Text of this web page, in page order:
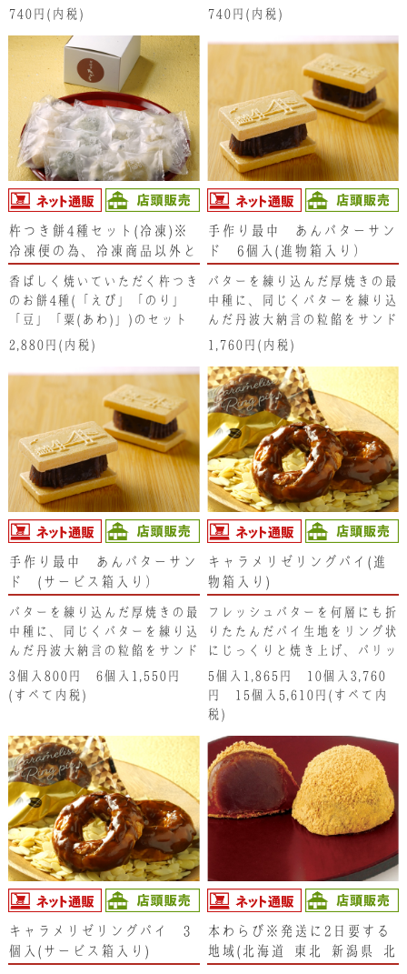
産のオリーブオイル、讃岐の藻
こわにしています。
740円(内税)
ご釘煮、梅干し、青しそを入れ
仕上げています。
740円(内税)
杵つき餅4種セット(冷凍)※
冷凍便の為、冷凍商品以外と
香ばしく焼いていただく杵つき
のお餅4種(「えび」「のり」
「豆」「粟(あわ)」)のセット
です。
2,880円(内税)
手作り最中 あんバターサン
ド 6個入(進物箱入り）
バターを練り込んだ厚焼きの最
中種に、同じくバターを練り込
んだ丹波大納言の粒餡をサンド
していただく至福の手作り最中
とした食感と口に広がるバター
の香りは、もはや最中の概念が
変わる味わいです。
1,760円(内税)
手作り最中 あんバターサン
ド (サービス箱入り）
バターを練り込んだ厚焼きの最
中種に、同じくバターを練り込
んだ丹波大納言の粒餡をサンド
していただく至福の手作り最中
です。厚焼き最中種のサクサク
変わる味わいです。
3個入800円 6個入1,550円
(すべて内税)
キャラメリゼリングパイ(進
物箱入り)
フレッシュバターを何層にも折
りたたんだパイ生地をリング状
にじっくりと焼き上げ、パリッ
としたキャラメリゼを上掛けし
ています。パイのサクサク食感
と芳醇なバターの香り、さらに
ラメリゼが相まって、パイ好み
の方にも納得の味わい仕上がっ
ています。
5個入1,865円 10個入3,760
円 15個入5,610円(すべて内
税)
キャラメリゼリングパイ 3
個入(サービス箱入り)
本わらび※発送に2日要する
地域(北海道･東北･新潟県･北